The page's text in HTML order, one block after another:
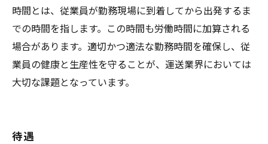
時間とは、従業員が勤務現場に到着してから出発するま
での時間を指します。この時間も労働時間に加算される
場合があります。適切かつ適法な勤務時間を確保し、従
業員の健康と生産性を守ることが、運送業界においては
大切な課題となっています。
待遇